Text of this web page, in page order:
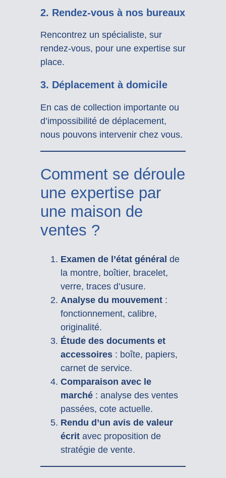
2. Rendez-vous à nos bureaux
Rencontrez un spécialiste, sur
rendez-vous, pour une expertise sur
place.
3. Déplacement à domicile
En cas de collection importante ou
d’impossibilité de déplacement,
nous pouvons intervenir chez vous.
Comment se déroule
une expertise par
une maison de
ventes ?
Examen de l’état général de
la montre, boîtier, bracelet,
verre, traces d’usure.
Analyse du mouvement:
fonctionnement, calibre,
originalité.
Étude des documents et
accessoires: boîte, papiers,
carnet de service.
Comparaison avec le
marché: analyse des ventes
passées, cote actuelle.
Rendu d’un avis de valeur
écritavec proposition de
stratégie de vente.